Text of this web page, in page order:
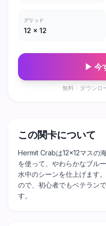
グリッド
12 × 12
▶ 今
無料・ダウンロ
この関卡について
Hermit Crabは12×12マスの
を使って、やわらかなブル
水中のシーンを仕上げます
ので、初心者でもベテラン
す。